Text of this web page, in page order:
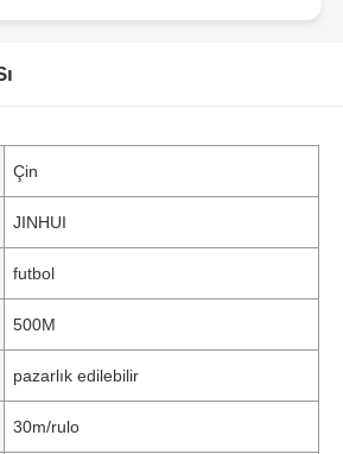
Çin
JINHUI
futbol
500M
pazarlık edilebilir
30m/rulo